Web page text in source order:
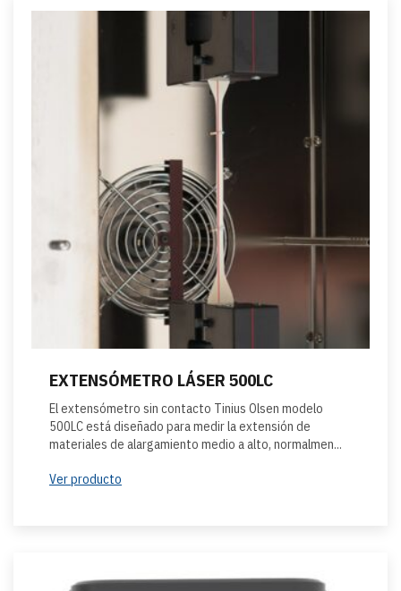
EXTENSÓMETRO LÁSER 500LC
El extensómetro sin contacto Tinius Olsen modelo
500LC está diseñado para medir la extensión de
materiales de alargamiento medio a alto, normalmen...
Ver producto